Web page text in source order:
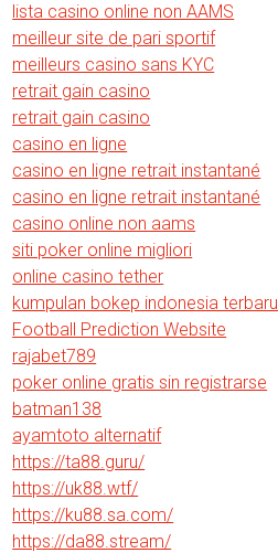
lista casino online non AAMS
meilleur site de pari sportif
meilleurs casino sans KYC
retrait gain casino
retrait gain casino
casino en ligne
casino en ligne retrait instantané
casino en ligne retrait instantané
casino online non aams
siti poker online migliori
online casino tether
kumpulan bokep indonesia terbaru
Football Prediction Website
rajabet789
poker online gratis sin registrarse
batman138
ayamtoto alternatif
https://ta88.guru/
https://uk88.wtf/
https://ku88.sa.com/
https://da88.stream/